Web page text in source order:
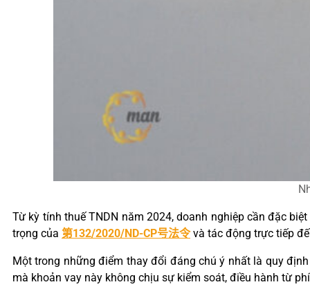
Từ kỳ tính thuế TNDN năm 2024, doanh nghiệp cần đặc
trọng của 第132/2020/ND-CP号法令và tác động trực tiếp
Một trong những điểm thay đổi đáng chú ý nhất là quy
mà khoản vay này không chịu sự kiểm soát, điều hành từ